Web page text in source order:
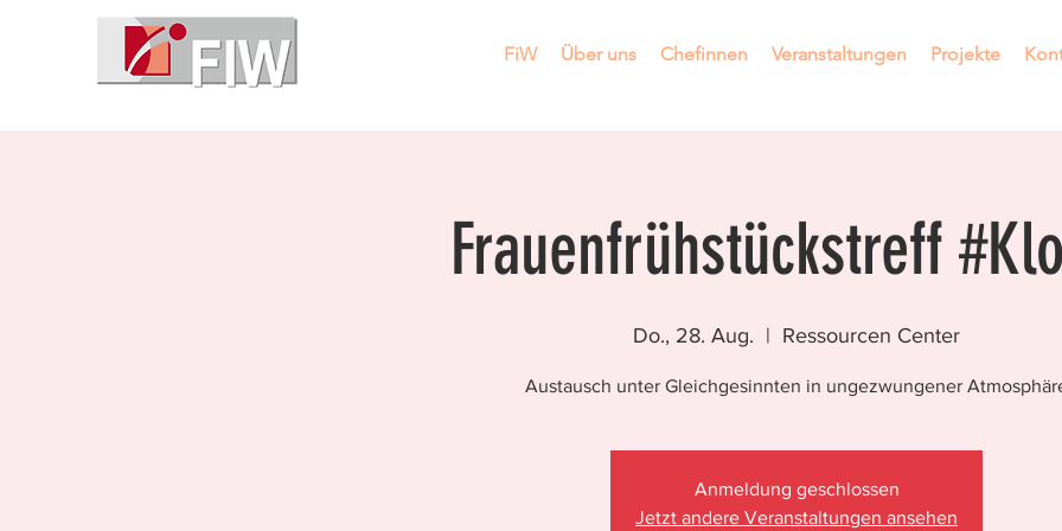
FiW Über uns Chefinnen Veranstaltungen Projekte
Frauenfrühstückstreff
Do., 28. Aug.
  |
Ressourcen Center
Austausch unter Gleichgesinnten in ungezwungener
Anmeldung geschlossen
Jetzt andere Veranstaltungen ansehen